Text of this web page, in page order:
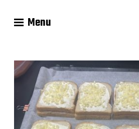
Menu
Les
de